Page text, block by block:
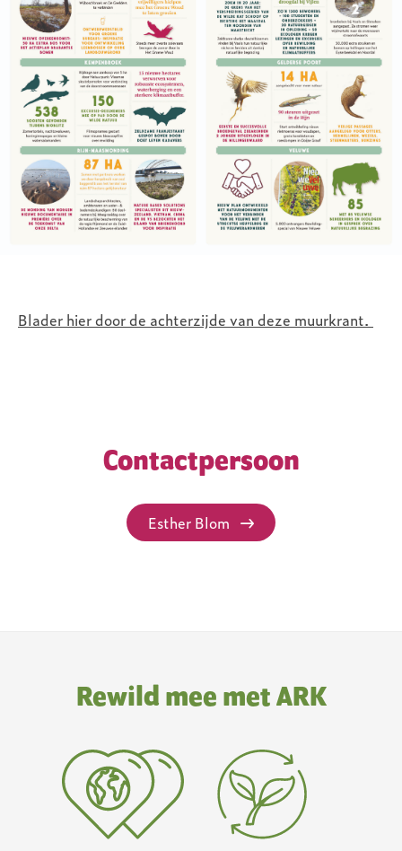
Blader hier door de achterzijde van deze muurkrant.
Contactpersoon
Esther Blom
Rewild mee met ARK